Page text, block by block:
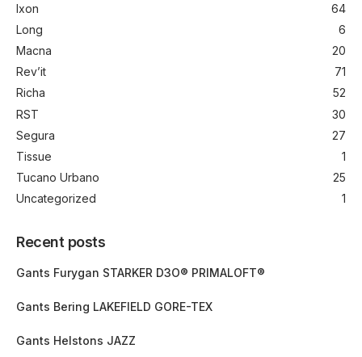
Ixon
64
Long
6
Macna
20
Rev’it
71
Richa
52
RST
30
Segura
27
Tissue
1
Tucano Urbano
25
Uncategorized
1
Recent posts
Gants Furygan STARKER D3O® PRIMALOFT®
Gants Bering LAKEFIELD GORE-TEX
Gants Helstons JAZZ